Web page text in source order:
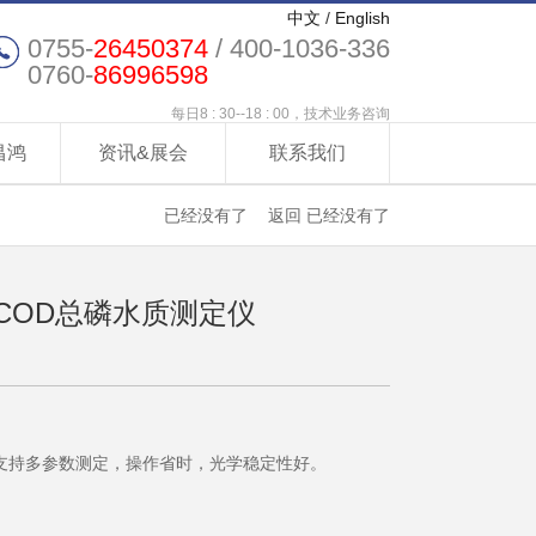
中文 / English
0755-26450374 / 400-1036-336
0760-86996598
每日8 : 30--18 : 00，技术业务咨询
鸿 资讯&展会 联系我们
已经没有了 返回 已经没有了
总磷水质测定仪
多参数测定，操作省时，光学稳定性好。